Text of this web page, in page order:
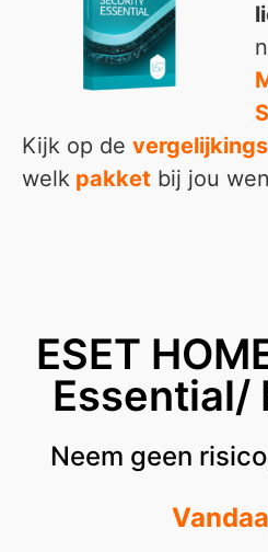
Kijk op de
welk pakket bij jou
ESET
Essential/
Neem geen